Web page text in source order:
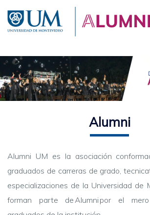
contenido
principal
Alumni
Alumni UM es la asociación
graduados de carreras de grado,
especializaciones de la Universidad de
forman parte de Alumni por el